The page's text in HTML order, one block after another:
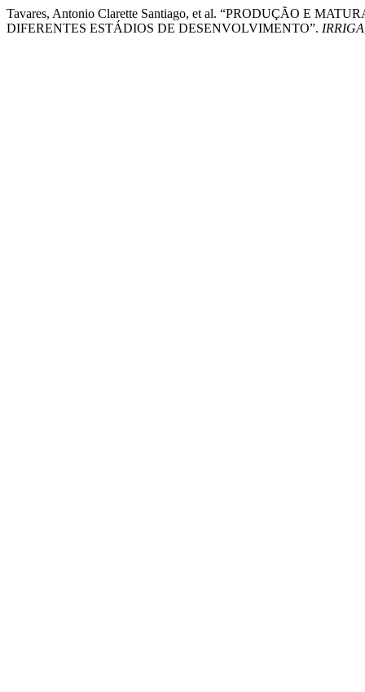
Tavares, Antonio Clarette Santiago, et al. “PRODUÇÃO E
DIFERENTES ESTÁDIOS DE DESENVOLVIMENTO”. IRRIGA